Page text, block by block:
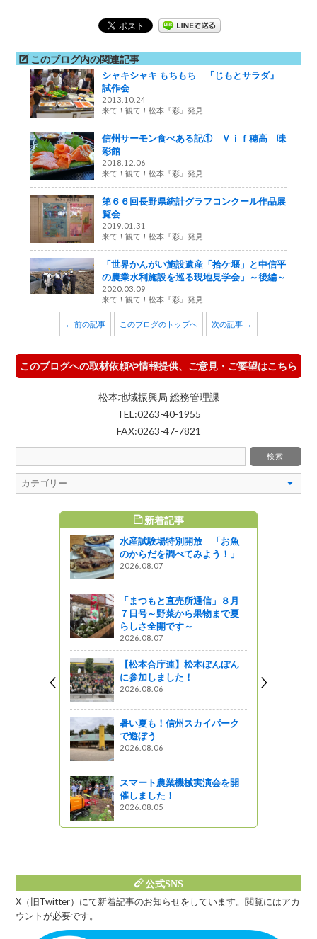
このブログ内の関連記事
シャキシャキ もちもち 『じもとサラダ』
試作会
2013.10.24
来て！観て！松本『彩』発見
信州サーモン食べある記① Ｖｉｆ穂高 味
彩館
2018.12.06
来て！観て！松本『彩』発見
第６６回長野県統計グラフコンクール作品展
覧会
2019.01.31
来て！観て！松本『彩』発見
「世界かんがい施設遺産「拾ケ堰」と中信平
の農業水利施設を巡る現地見学会」～後編～
2020.03.09
来て！観て！松本『彩』発見
← 前の記事 このブログのトップへ 次の記事 →
このブログへの取材依頼や情報提供、ご意見・ご要望はこちら
松本地域振興局 総務管理課
TEL:0263-40-1955
FAX:0263-47-7821
新着記事
水産試験場特別開放 「お魚
のからだを調べてみよう！」
2026.08.07
「まつもと直売所通信」８月
７日号～野菜から果物まで夏
らしさ全開です～
2026.08.07
【松本合庁連】松本ぼんぼん
に参加しました！
2026.08.06
暑い夏も！信州スカイパーク
で遊ぼう
2026.08.06
スマート農業機械実演会を開
催しました！
2026.08.05
公式SNS
X（旧Twitter）にて新着記事のお知らせをしています。閲覧にはアカ
ウントが必要です。